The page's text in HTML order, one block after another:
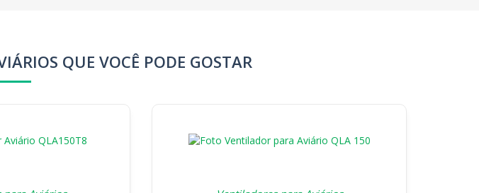
QUE VOCÊ PODE GOSTAR